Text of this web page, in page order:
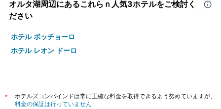
オルタ湖周辺​にあるこれらｎ人気3ホテルをご検討く
ださい
ホテル ボッチョーロ
ホテル レオン ドーロ
*
ホテルズコンバインドは常に正確な料金を取得できるよう努めていますが、
料金の保証は行っていません